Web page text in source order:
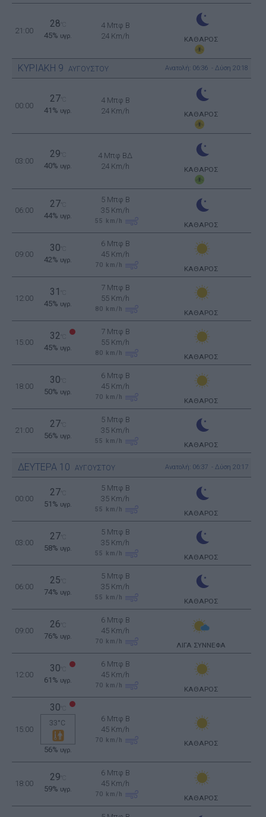
21:00
28
45% υγρ.
4 Μπφ B
24 Km/h
ΚΑΘΑΡΟΣ
ΚΥΡΙΑΚΗ 9 ΑΥΓΟΥΣΤΟΥ Ανατολή: 06:36 - Δύση 20:18
00:00
27
41% υγρ.
4 Μπφ B
24 Km/h
ΚΑΘΑΡΟΣ
03:00
29
40% υγρ.
4 Μπφ ΒΔ
24 Km/h
ΚΑΘΑΡΟΣ
06:00
27
44% υγρ.
5 Μπφ B
35 Km/h
55 km/h ΚΑΘΑΡΟΣ
09:00
30
42% υγρ.
6 Μπφ B
45 Km/h
70 km/h ΚΑΘΑΡΟΣ
12:00
31
45% υγρ.
7 Μπφ B
55 Km/h
80 km/h ΚΑΘΑΡΟΣ
15:00
32
45% υγρ.
7 Μπφ B
55 Km/h
80 km/h ΚΑΘΑΡΟΣ
18:00
30
50% υγρ.
6 Μπφ B
45 Km/h
70 km/h ΚΑΘΑΡΟΣ
21:00
27
56% υγρ.
5 Μπφ B
35 Km/h
55 km/h ΚΑΘΑΡΟΣ
ΔΕΥΤΕΡΑ 10 ΑΥΓΟΥΣΤΟΥ Ανατολή: 06:37 - Δύση 20:17
00:00
27
51% υγρ.
5 Μπφ B
35 Km/h
55 km/h ΚΑΘΑΡΟΣ
03:00
27
58% υγρ.
5 Μπφ B
35 Km/h
55 km/h ΚΑΘΑΡΟΣ
06:00
25
74% υγρ.
5 Μπφ B
35 Km/h
55 km/h ΚΑΘΑΡΟΣ
09:00
26
76% υγρ.
6 Μπφ B
45 Km/h
70 km/h ΛΙΓΑ ΣΥΝΝΕΦΑ
12:00
30
61% υγρ.
6 Μπφ B
45 Km/h
70 km/h ΚΑΘΑΡΟΣ
15:00
30
33°C
56% υγρ.
6 Μπφ B
45 Km/h
70 km/h ΚΑΘΑΡΟΣ
18:00
29
59% υγρ.
6 Μπφ B
45 Km/h
70 km/h ΚΑΘΑΡΟΣ